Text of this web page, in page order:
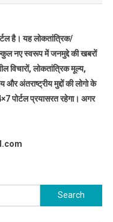
है। यह लोकतांत्रिक/
नए स्वरूप में जनमुद्दे की खबरों
विचारों, लोकतांत्रिक मूल्य,
और अंतराष्ट्रीय मुद्दों की लोगो के
पोर्टल प्रयासरत रहेगा। अगर
Search
for: